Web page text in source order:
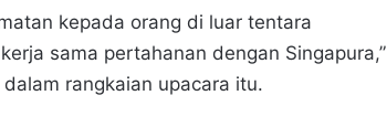
kepada orang di luar tentara
sama pertahanan dengan Singapura,”
rangkaian upacara itu.